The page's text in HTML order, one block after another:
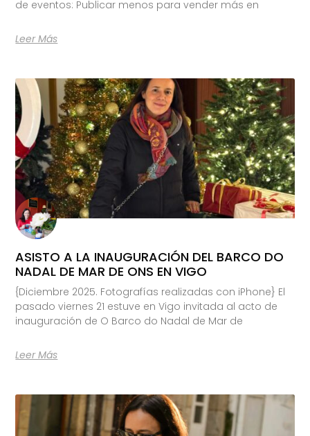
de eventos: Publicar menos para vender más en
Leer Más
ASISTO A LA INAUGURACIÓN DEL BARCO DO
NADAL DE MAR DE ONS EN VIGO
{Diciembre 2025. Fotografías realizadas con iPhone} El
pasado viernes 21 estuve en Vigo invitada al acto de
inauguración de O Barco do Nadal de Mar de
Leer Más